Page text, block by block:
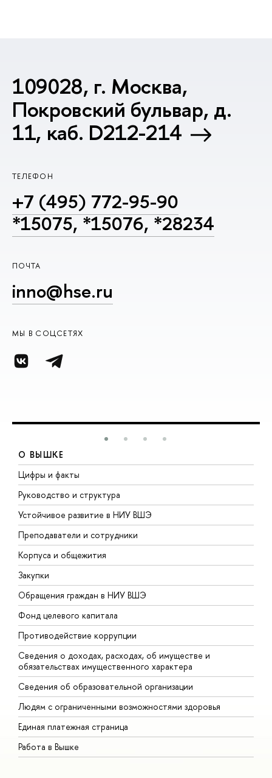
109028, г. Москва,
Покровский бульвар, д.
11, каб. D212-214
ТЕЛЕФОН
+7 (495) 772-95-90
*15075, *15076, *28234
ПОЧТА
inno@hse.ru
МЫ В СОЦСЕТЯХ
О ВЫШКЕ
Цифры и факты
Руководство и структура
Устойчивое развитие в НИУ ВШЭ
Преподаватели и сотрудники
Корпуса и общежития
Закупки
Обращения граждан в НИУ ВШЭ
Фонд целевого капитала
Противодействие коррупции
Сведения о доходах, расходах, об имуществе и
обязательствах имущественного характера
Сведения об образовательной организации
Людям с ограниченными возможностями здоровья
Единая платежная страница
Работа в Вышке